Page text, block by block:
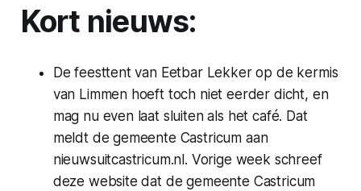
Kort nieuws:
De feesttent van Eetbar Lekker op de kermis
van Limmen hoeft toch niet eerder dicht, en
mag nu even laat sluiten als het café. Dat
meldt de gemeente Castricum aan
nieuwsuitcastricum.nl. Vorige week schreef
deze website dat de gemeente Castricum